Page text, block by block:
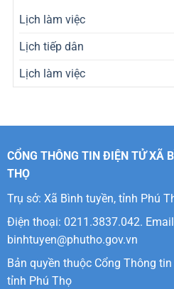
Lịch làm việc
Lịch tiếp dân
Lịch làm việc
CỔNG THÔNG TIN ĐIỆN TỬ XÃ
THỌ
Trụ sở: Xã Bình tuyền, tỉnh Phú
Điện thoại: 0211.3837.042.
binhtuyen@phutho.gov.vn
Bản quyền thuộc Cổng Thông
tỉnh Phú Thọ